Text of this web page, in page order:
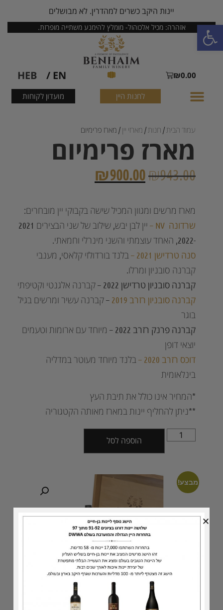
פתח סרגל נגישות
יינות היקב כשרים למהדרין. לא מבושלים
אזהרה: מכיל אלכוהול- מומלץ להימנע משתייה מופרזת.
₪0.00
EN /
HEB
לחנות היין מועדון לקוחות
עמוד הבית/ חנות/ מארזי יין/ מארז פרימיום
מארז פרימיום
₪943.00
₪900.00
מארז מרשים ומגוון המכיל שישה בקבוקי יין מובחרים:
שרדונה NV –
יין לבן יבש, שילוב של שני הבצירים 2021
-2022, האחד עוצמתי והשני מינרלי וחמאתי.
סנה טרדישן 2021
– בלנד בורדולזי קלאסי, מענבי
קברנה סובניון ומרלו.
קברנה סובניון טרדישן 2022
–קברנה אלגנטי וקטיפתי
קברנה סובניון רזרב 2019
–קברנה עשיר ומרשים בגיל
בוגר
קברנה פרנק רזרב 2022 –
מיוחד עם ארומות וטעמים
יוצאי דופן
דוכס רזרב 2020 –
בלנד מיוחד מעוטר במדליה
בינלאומית
*המחיר אינו כולל את תיבת העץ
**ניתן להחליף יינות במארז מאותה הקטגוריה
הוספה לסל
מבצע!